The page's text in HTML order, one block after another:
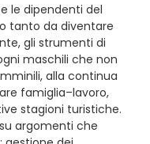
le dipendenti del
tanto da diventare
gli strumenti di
maschili che non
alla continua
famiglia–lavoro,
stagioni turistiche.
argomenti che